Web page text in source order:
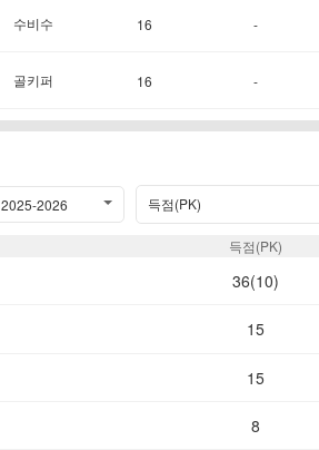
수비수 16 -
골키퍼 16 -
2025-2026 득점(PK)
득점(PK)
36(10)
15
15
8